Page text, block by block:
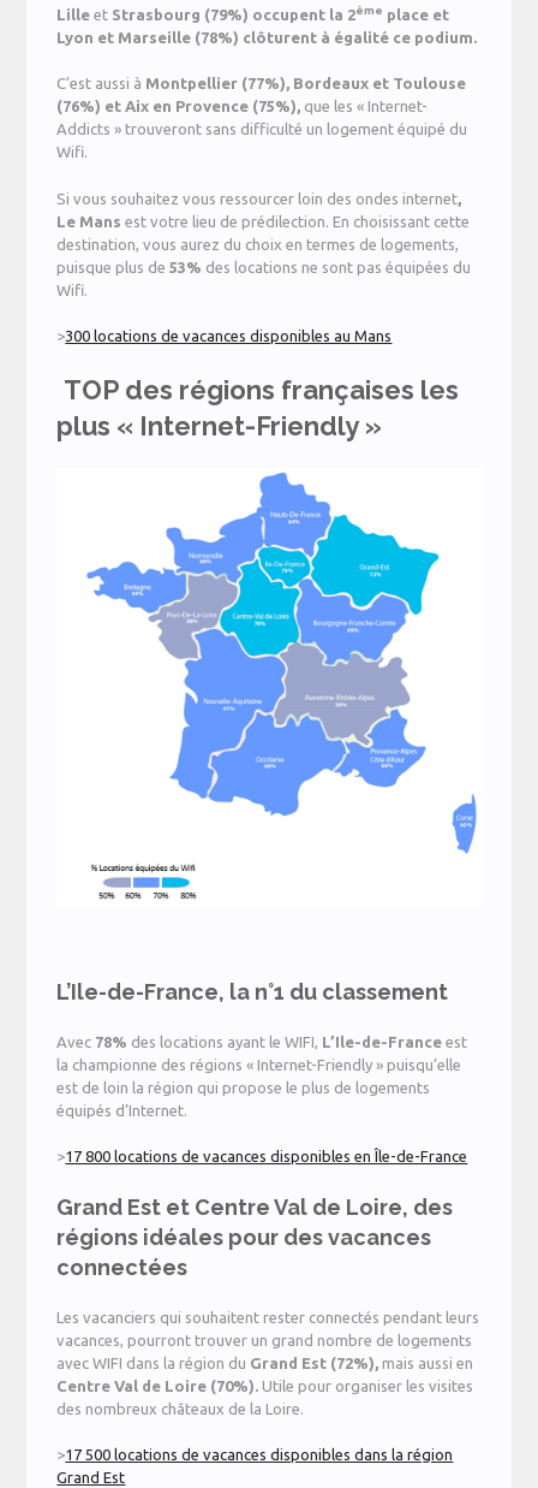
Lille et Strasbourg (79%) occupent la 2ème place et
Lyon et Marseille (78%) clôturent à égalité ce podium.
C’est aussi à Montpellier (77%), Bordeaux et Toulouse
(76%) et Aix en Provence (75%), que les « Internet-
Addicts » trouveront sans difficulté un logement équipé du
Wifi.
Si vous souhaitez vous ressourcer loin des ondes internet
Le Mans est votre lieu de prédilection. En choisissant cette
destination, vous aurez du choix en termes de logements,
puisque plus de53% des locations ne sont pas équipées du
Wifi.
>300 locations de vacances disponibles au Mans
TOP des régions françaises les
plus « Internet-Friendly »
L’Ile-de-France, la n°1 du classement
Avec 78% des locations ayant le WIFI, L’Ile-de-France est
la championne des régions « Internet-Friendly » puisqu’elle
est de loin la région qui propose le plus de logements
équipés d’Internet.
>17 800 locations de vacances disponibles en Île-de-France
Grand Est et Centre Val de Loire, des
régions idéales pour des vacances
connectées
Les vacanciers qui souhaitent rester connectés pendant leurs
vacances, pourront trouver un grand nombre de logements
avec WIFI dans la région du Grand Est (72%), mais aussi en
Centre Val de Loire (70%).Utile pour organiser les visites
des nombreux châteaux de la Loire.
>17 500 locations de vacances disponibles dans la région
Grand Est